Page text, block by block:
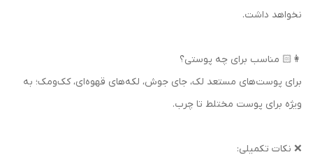
نخواهد داشت.
👩🏻 مناسب برای چه پوستی؟
برای پوست‌های مستعد لک، جای جوش، لکه‌های قهوه‌ای، کک‌ومک؛ به
ویژه برای پوست مختلط تا چرب.
❌ نکات تکمیلی: